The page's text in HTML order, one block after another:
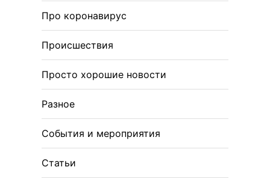
Про коронавирус
Происшествия
Просто хорошие новости
Разное
События и мероприятия
Статьи